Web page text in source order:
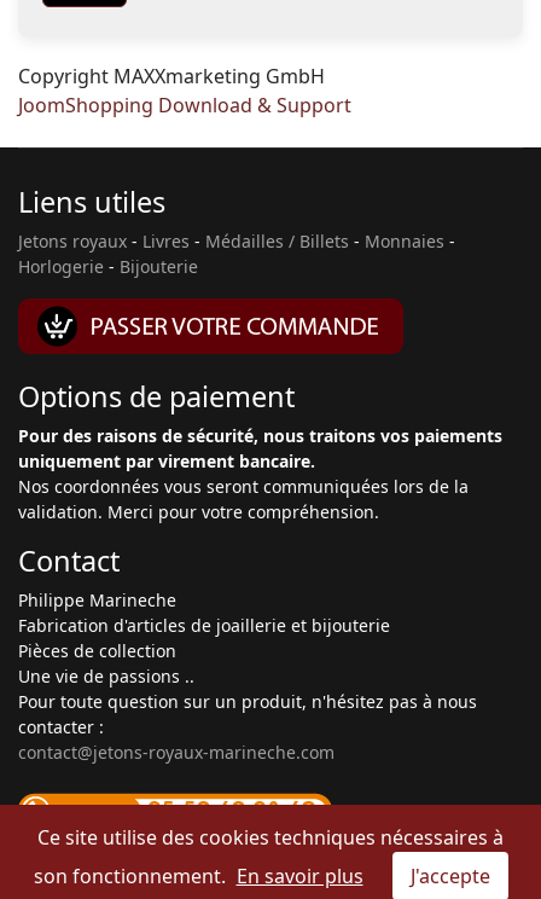
Copyright MAXXmarketing GmbH
JoomShopping Download & Support
Liens utiles
Jetons royaux - Livres - Médailles / Billets - Monnaies -
Horlogerie - Bijouterie
Options de paiement
Pour des raisons de sécurité, nous traitons vos paiements
uniquement par virement bancaire.
Nos coordonnées vous seront communiquées lors de la
validation. Merci pour votre compréhension.
Contact
Philippe Marineche
Fabrication d'articles de joaillerie et bijouterie
Pièces de collection
Une vie de passions ..
Pour toute question sur un produit, n'hésitez pas à nous
contacter :
contact@jetons-royaux-marineche.com
© 2026 JETONS ROYAUX MARINECHE｜
Mentions
Ce site utilise des cookies techniques nécessaires à
son fonctionnement. En savoir plus J'accepte